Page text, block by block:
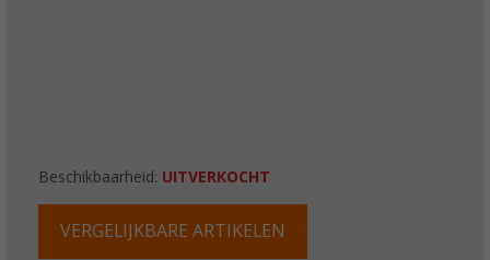
Beschikbaarheid: UITVERKOCHT
VERGELIJKBARE ARTIKELEN